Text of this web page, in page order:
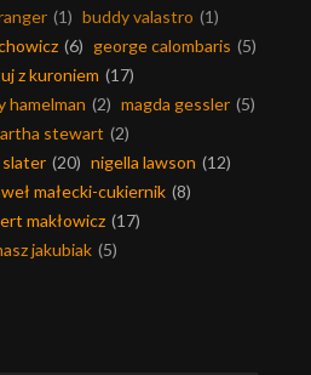
(1) buddy valastro (1)
(6) george calombaris (5)
z kuroniem (17)
hamelman (2) magda gessler (5)
stewart (2)
(20) nigella lawson (12)
małecki-cukiernik (8)
makłowicz (17)
jakubiak (5)